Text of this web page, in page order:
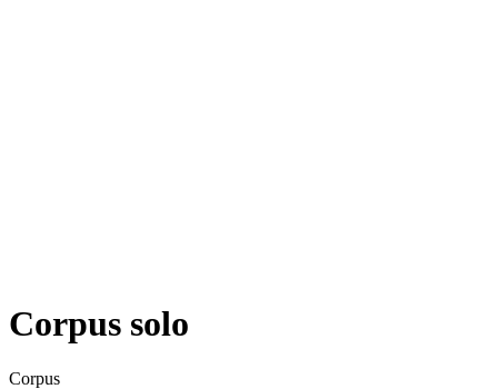
Corpus solo
Corpus